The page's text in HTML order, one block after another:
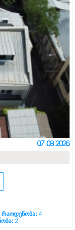
07.08.2026
რაოდენობა: 4
2